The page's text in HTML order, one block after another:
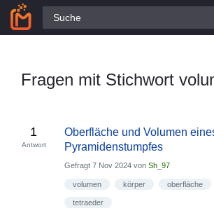
Alle Fragen
Fragen mit Stichwort
1
Antwort
Oberfläche und Volumen
Pyramidenstumpfes
Gefragt 7 Nov 2024 von Sh_97
volumen körper oberfläche
tetraeder